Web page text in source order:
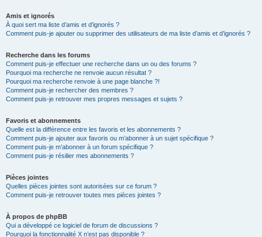
Amis et ignorés
À quoi sert ma liste d’amis et d’ignorés ?
Comment puis-je ajouter ou supprimer des utilisateurs de ma liste d’amis et d’ignorés ?
Recherche dans les forums
Comment puis-je effectuer une recherche dans un ou des forums ?
Pourquoi ma recherche ne renvoie aucun résultat ?
Pourquoi ma recherche renvoie à une page blanche ?!
Comment puis-je rechercher des membres ?
Comment puis-je retrouver mes propres messages et sujets ?
Favoris et abonnements
Quelle est la différence entre les favoris et les abonnements ?
Comment puis-je ajouter aux favoris ou m’abonner à un sujet spécifique ?
Comment puis-je m’abonner à un forum spécifique ?
Comment puis-je résilier mes abonnements ?
Pièces jointes
Quelles pièces jointes sont autorisées sur ce forum ?
Comment puis-je retrouver toutes mes pièces jointes ?
À propos de phpBB
Qui a développé ce logiciel de forum de discussions ?
Pourquoi la fonctionnalité X n’est pas disponible ?